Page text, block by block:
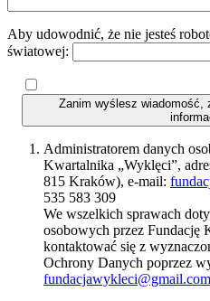
Aby udowodnić, że nie jesteś
światowej:
Zanim wyślesz wiadomość,
Administratorem danych
Kwartalnika „Wyklęci”,
815 Kraków), e-mail:
535 583 309
We wszelkich sprawach
osobowych przez Fundację
kontaktować się z
Ochrony Danych poprzez
fundacjawykleci@gmail.com